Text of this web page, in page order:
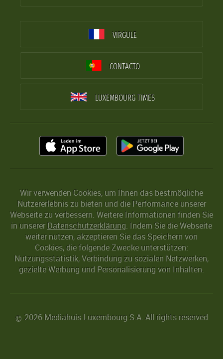
VIRGULE
CONTACTO
LUXEMBOURG TIMES
Wir verwenden Cookies, um Ihnen das bestmögliche
Nutzererlebnis zu bieten und die Performance unserer
Webseite zu verbessern. Weitere Informationen finden Sie
in unserer Datenschutzerklärung. Indem Sie die Webseite
weiter nutzen, akzeptieren Sie das Speichern von
Cookies, die folgende Zwecke unterstützen:
Nutzungsstatistik, Verbindung zu sozialen Netzwerken,
gezielte Werbung und Personalisierung von Inhalten.
© 2026 Mediahuis Luxembourg S.A. All rights reserved